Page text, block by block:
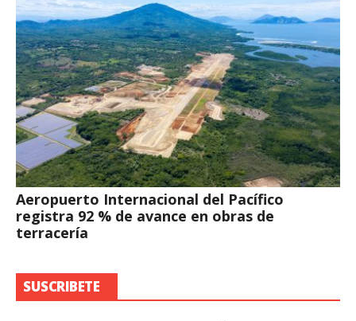
Aeropuerto Internacional del Pacífico
registra 92 % de avance en obras de
terracería
SUSCRIBETE